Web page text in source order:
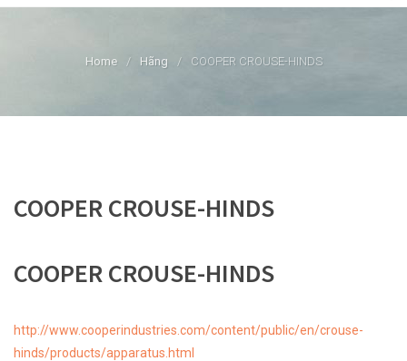
Home / Hãng / COOPER CROUSE-HINDS
COOPER CROUSE-HINDS
COOPER CROUSE-HINDS
http://www.cooperindustries.com/content/public/en/crouse-
hinds/products/apparatus.html